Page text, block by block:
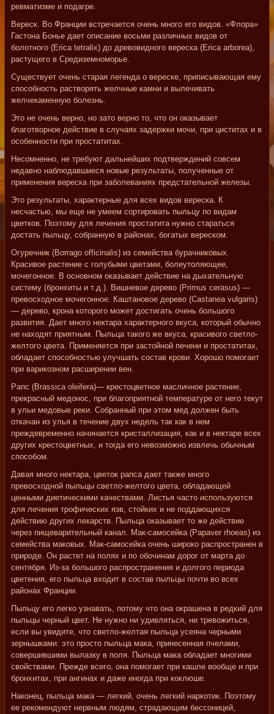
ревматизме и подагре.
Вереск. Во Франции встречается очень много его видов. «Флора»
Гастона Бонье дает описание восьми различных видов от
болотного (Erica tetralix) до древовидного вереска (Erica arborea),
растущего в Средиземноморье.
Существует очень старая легенда о вереске, приписывающая ему
способность растворять желчные камни и вылечивать
желчекаменную болезнь.
Это не очень верно, но зато верно то, что он оказывает
благотворное действие в случаях задержки мочи, при циститах и в
особенности при простатитах.
Несомненно, не требуют дальнейших подтверждений совсем
недавно наблюдавшиеся новые результаты, полученные от
применения вереска при заболеваниях предстательной железы.
Это результаты, характерные для всех видов вереска. К
несчастью, мы еще не умеем сортировать пыльцу по видам
цветков. Поэтому для лечения простатита нужно стараться
достать пыльцу, собранную в районах, богатых вереском.
Огуречник (Borrago officinalis) из семейства бурачниковых.
Красивое растение с голубыми цветами, болеутоляющее,
мочегонное. В основном оказывает действие на дыхательную
систему (бронхиты и т.д.). Вишневое дерево (Primus cerasus) —
превосходное мочегонное. Каштановое дерево (Castanea vulgaris)
— дерево, крона которого может достигать очень большого
развития. Дает много нектара характерного вкуса, который обычно
не находят приятным. Пыльца такого же вкуса, красивого светло-
желтого цвета. Применяется при застойной печени и простатитах,
обладает способностью улучшать состав крови. Хорошо помогает
при варикозном расширении вен.
Рапс (Brassica oleifera)— крестоцветное масличное растение,
прекрасный медонос, при благоприятной температуре от него текут
в ульи медовые реки. Собранный при этом мед должен быть
откачан из улья в течение двух недель так как в нем
преждевременно начинается кристаллизация, как и в нектаре всех
других крестоцветных, и тогда его невозможно извлечь обычным
способом.
Давая много нектара, цветок рапса дает также много
превосходной пыльцы светло-желтого цвета, обладающей
ценными диетическими качествами. Листья часто используются
для лечения трофических язв, стойких и не поддающихся
действию других лекарств. Пыльца оказывает то же действие
через пищеварительный канал. Мак-самосейка (Papaver rhoeas) из
семейства маковых. Мак-самосейка очень широко распространен в
природе. Он растет на полях и по обочинам дорог от марта до
сентября. Из-за большого распространения и долгого периода
цветения, его пыльца входит в состав пыльцы почти во всех
районах Франции.
Пыльцу его легко узнавать, потому что она окрашена в редкий для
пыльцы черный цвет. Не нужно ни удивляться, ни тревожиться,
если вы увидите, что светло-желтая пыльца усеяна черными
зернышками: это просто пыльца мака, принесенная пчелами,
совершившими вылазку в поля. Пыльца мака обладает многими
свойствами. Прежде всего, она помогает при кашле вообще и при
бронхитах, при ангинах и даже иногда при коклюше.
Наконец, пыльца мака — легкий, очень легкий наркотик. Поэтому
ее рекомендуют нервным людям, страдающим бессоницей,